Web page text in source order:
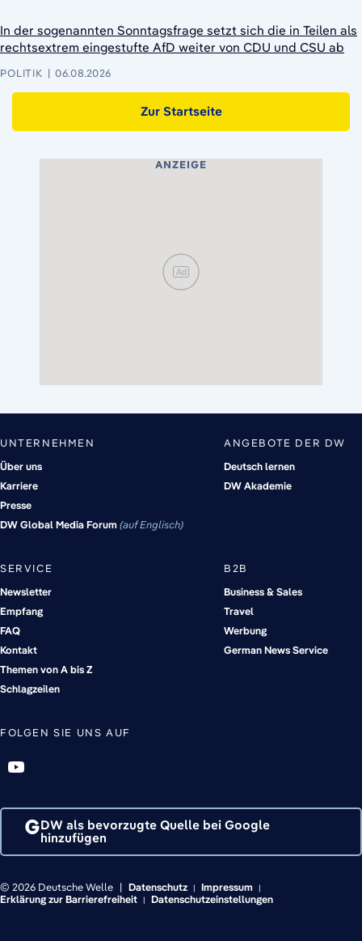
In der sogenannten Sonntagsfrage setzt sich die in Teilen als
rechtsextrem eingestufte AfD weiter von CDU und CSU ab
POLITIK 06.08.2026
Zur Startseite
ANZEIGE
Ad
UNTERNEHMEN
Über uns
Karriere
Presse
DW Global Media Forum auf Englisch
ANGEBOTE DER DW
Deutsch lernen
DW Akademie
SERVICE
Newsletter
Empfang
FAQ
Kontakt
Themen von A bis Z
Schlagzeilen
B2B
Business & Sales
Travel
Werbung
German News Service
FOLGEN SIE UNS AUF
DW als bevorzugte Quelle bei Google
hinzufügen
© 2026 Deutsche Welle Datenschutz
Impressum
Erklärung zur Barrierefreiheit
Datenschutzeinstellungen